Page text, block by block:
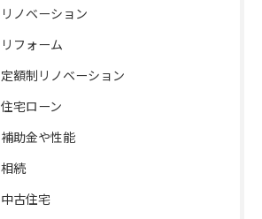
リノベーション
リフォーム
定額制リノベーション
住宅ローン
補助金や性能
相続
中古住宅